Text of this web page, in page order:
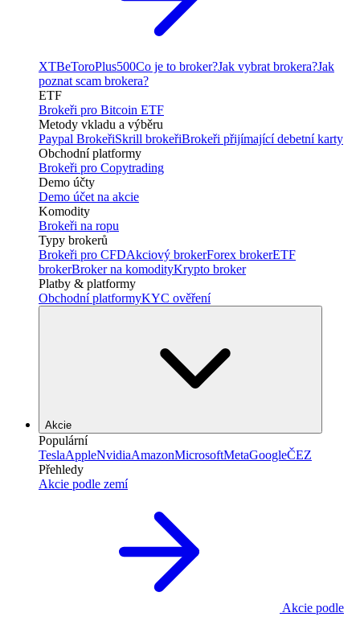
XTBeToroPlus500Co je to broker?Jak vybrat brokera?Jak
poznat scam brokera?
ETF
Brokeři pro Bitcoin ETF
Metody vkladu a výběru
Paypal BrokeřiSkrill brokeřiBrokeři přijímající debetní karty
Obchodní platformy
Brokeři pro Copytrading
Demo účty
Demo účet na akcie
Komodity
Brokeři na ropu
Typy brokerů
Brokeři pro CFDAkciový brokerForex brokerETF
brokerBroker na komodityKrypto broker
Platby & platformy
Obchodní platformyKYC ověření
Akcie
Populární
TeslaAppleNvidiaAmazonMicrosoftMetaGoogleČEZ
Přehledy
Akcie podle zemí
Akcie podle